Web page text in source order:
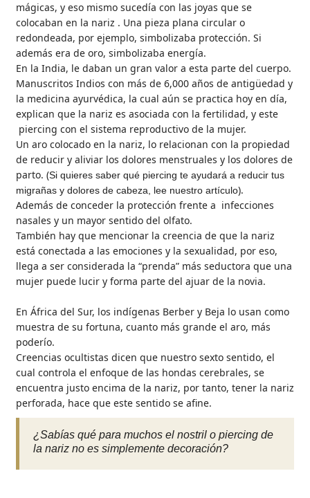
mágicas, y eso mismo sucedía con las joyas que se
colocaban en la nariz . Una pieza plana circular o
redondeada, por ejemplo, simbolizaba protección. Si
además era de oro, simbolizaba energía.
En la India, le daban un gran valor a esta parte del cuerpo.
Manuscritos Indios con más de 6,000 años de antigüedad y
la medicina ayurvédica, la cual aún se practica hoy en día,
explican que la nariz es asociada con la fertilidad, y este
piercing con el sistema reproductivo de la mujer.
Un aro colocado en la nariz, lo relacionan con la propiedad
de reducir y aliviar los dolores menstruales y los dolores de
parto. (Si quieres saber qué piercing te ayudará a reducir tus
migrañas y dolores de cabeza, lee nuestro artículo).
Además de conceder la protección frente a infecciones
nasales y un mayor sentido del olfato.
También hay que mencionar la creencia de que la nariz
está conectada a las emociones y la sexualidad, por eso,
llega a ser considerada la “prenda” más seductora que una
mujer puede lucir y forma parte del ajuar de la novia.
En África del Sur, los indígenas Berber y Beja lo usan como
muestra de su fortuna, cuanto más grande el aro, más
poderío.
Creencias ocultistas dicen que nuestro sexto sentido, el
cual controla el enfoque de las hondas cerebrales, se
encuentra justo encima de la nariz, por tanto, tener la nariz
perforada, hace que este sentido se afine.
¿Sabías qué para muchos el nostril o piercing de
la nariz no es simplemente decoración?